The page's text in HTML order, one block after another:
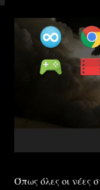
Όπως όλες οι νέες